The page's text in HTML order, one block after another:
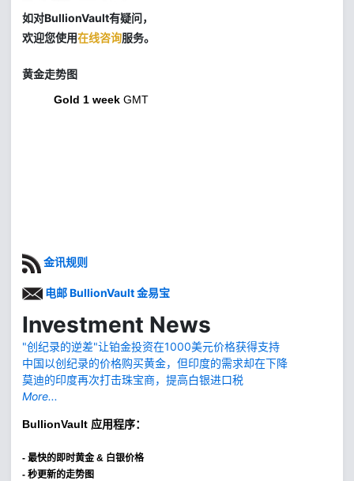
如对BullionVault有疑问，
欢迎您使用在线咨询服务。
黄金走势图
Gold 1 week GMT
金讯规则
电邮 BullionVault 金易宝
Investment News
"创纪录的逆差"让铂金投资在1000美元价格获得支持
中国以创纪录的价格购买黄金，但印度的需求却在下降
莫迪的印度再次打击珠宝商，提高白银进口税
More...
BullionVault 应用程序：
- 最快的即时黄金 & 白银价格
- 秒更新的走势图